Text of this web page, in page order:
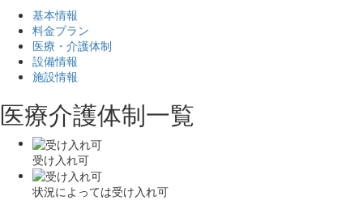
基本情報
料金プラン
医療・介護体制
設備情報
施設情報
医療介護体制一覧
受け入れ可
状況によっては受け入れ可